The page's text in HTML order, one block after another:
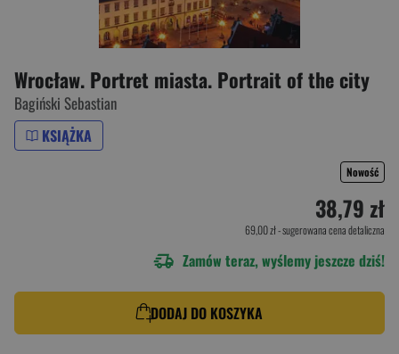
Wrocław. Portret miasta. Portrait of the city
Bagiński Sebastian
KSIĄŻKA
Nowość
38,79 zł
69,00 zł- sugerowana cena detaliczna
Zamów teraz, wyślemy jeszcze dziś!
DODAJ DO KOSZYKA